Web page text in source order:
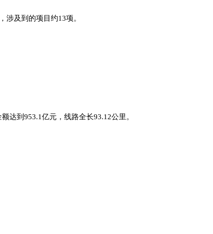
涉及到的项目约13项。
达到953.1亿元，线路全长93.12公里。